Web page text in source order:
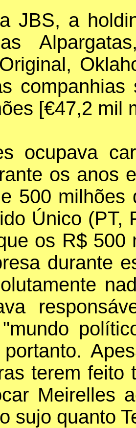
JBS, a
[€47,2 mil
ocupava
os anos
500 milhões
Único (PT,
os R$ 500
durante
portanto.
terem feito
Meirelles
sujo quanto